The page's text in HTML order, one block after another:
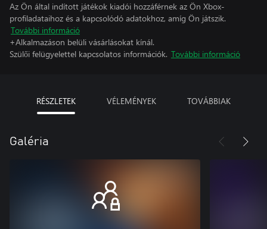
Az Ön által indított játékok kiadói hozzáférnek az Ön Xbox-
profiladataihoz és a kapcsolódó adatokhoz, amíg Ön játszik.
További információ
+Alkalmazáson belüli vásárlásokat kínál.
Szülői felügyelettel kapcsolatos információk. További információ
RÉSZLETEK VÉLEMÉNYEK TOVÁBBIAK
Galéria